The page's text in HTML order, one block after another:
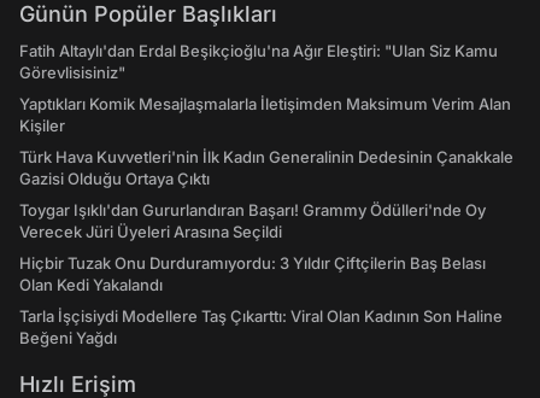
Günün Popüler Başlıkları
Fatih Altaylı'dan Erdal Beşikçioğlu'na Ağır Eleştiri: "Ulan Siz Kamu
Görevlisisiniz"
Yaptıkları Komik Mesajlaşmalarla İletişimden Maksimum Verim Alan
Kişiler
Türk Hava Kuvvetleri'nin İlk Kadın Generalinin Dedesinin Çanakkale
Gazisi Olduğu Ortaya Çıktı
Toygar Işıklı'dan Gururlandıran Başarı! Grammy Ödülleri'nde Oy
Verecek Jüri Üyeleri Arasına Seçildi
Hiçbir Tuzak Onu Durduramıyordu: 3 Yıldır Çiftçilerin Baş Belası
Olan Kedi Yakalandı
Tarla İşçisiydi Modellere Taş Çıkarttı: Viral Olan Kadının Son Haline
Beğeni Yağdı
Hızlı Erişim